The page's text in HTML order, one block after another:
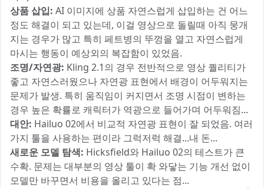
상품 삽입: AI 이미지에 상품 자연스럽게 삽입하는 건 어느
정도 해결이 되고 있는데, 이걸 영상으로 돌릴때 아직 뭉개
지는 경우가 많고 특히 페트병의 뚜껑을 열고 자연스럽게
마시는 행동이 예상외의 복잡함이 있었음.
조명/자연광: Kling 2.1의 경우 전반적으로 영상 퀄리티가
좋고 자연스러웠으나 자연광 표현에서 배경이 어두워지는
문제가 발생. 특히 움직임이 커지면서 조명 시점이 변하는
경우 높은 확률로 캐릭터가 역광으로 들어가며 어두워짐...
대안: Hailuo 02에서 비교적 자연광 표현이 잘 되었음. 여러
가지 툴을 사용하는 편이라 그럭저럭 해결...내 돈...
새로운 모델 탐색: Hicksfield와 Hailuo 02의 테스트가 큰
수확. 문제는 대부분의 영상 툴이 확 와닿는 기능 개선 없이
모델만 바꾸면서 비용을 올리고 있다는 점...